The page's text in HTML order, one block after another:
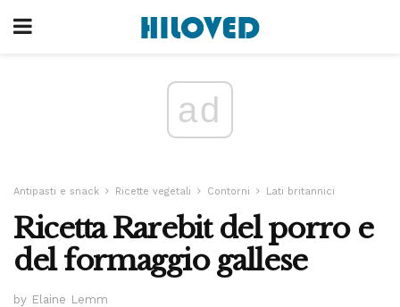
ad
Antipasti e snack Ricette vegetali Contorni Lati britannici
Ricetta Rarebit del porro e
del formaggio gallese
by Elaine Lemm